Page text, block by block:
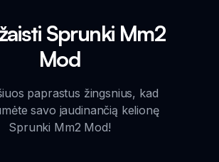
Sprunki Mm2
Mod
paprastus žingsnius, kad
savo jaudinančią kelionę
Sprunki Mm2 Mod!